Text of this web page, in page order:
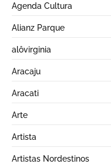
Agenda Cultura
Alianz Parque
alôvirginia
Aracaju
Aracati
Arte
Artista
Artistas Nordestinos